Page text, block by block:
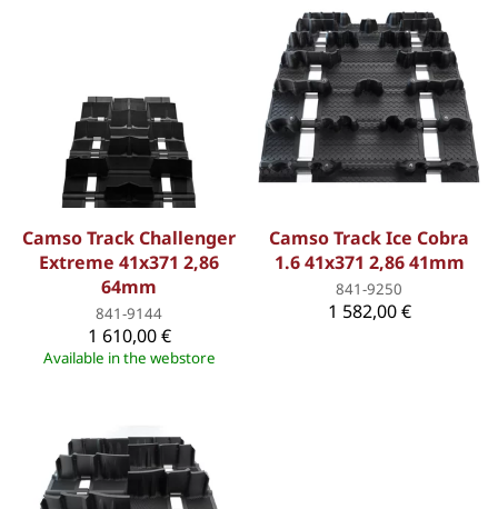
Camso Track Challenger
Extreme 41x371 2,86
64mm
841-9144
1 610,00 €
Available in the webstore
Camso Track Ice Cobra
1.6 41x371 2,86 41mm
841-9250
1 582,00 €